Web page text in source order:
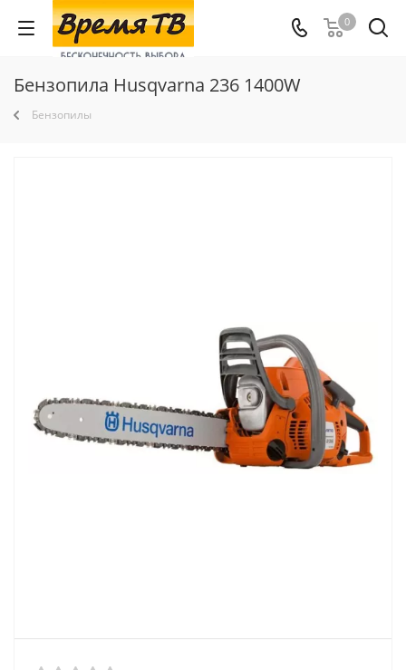
0
Бензопила Husqvarna 236 1400W
Бензопилы